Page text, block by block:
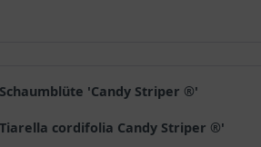
Schaumblüte 'Candy Striper ®'
Tiarella cordifolia Candy Striper ®'